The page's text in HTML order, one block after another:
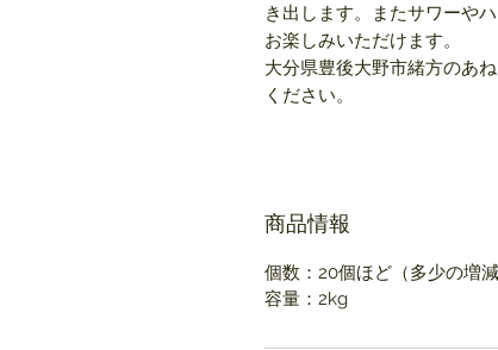
き出します。またサワーや
お楽しみいただけます。
大分県豊後大野市緒方のあ
ください。
商品情報
個数：20個ほど（多少の増減
容量：2kg